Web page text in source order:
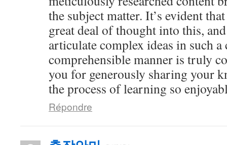
the subject matter. It’s evident
great deal of thought into this,
articulate complex ideas in such a
comprehensible manner is truly
you for generously sharing your
the process of learning so
Répondre